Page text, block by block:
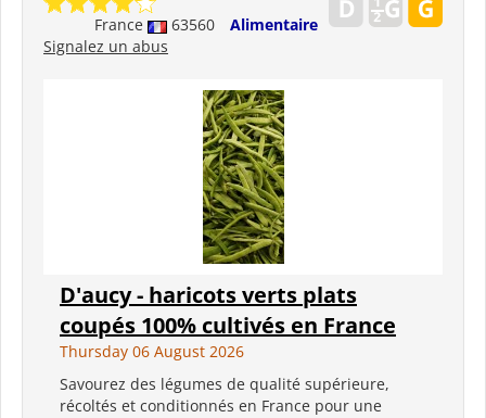
France 63560
Alimentaire
Signalez un abus
D'aucy - haricots verts plats
coupés 100% cultivés en France
Thursday 06 August 2026
Savourez des légumes de qualité supérieure,
récoltés et conditionnés en France pour une